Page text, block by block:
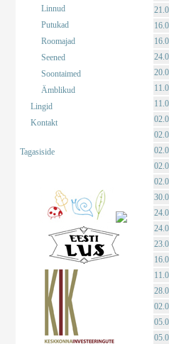
Linnud
Putukad
Roomajad
Seened
Soontaimed
Ämblikud
Lingid
Kontakt
Tagasiside